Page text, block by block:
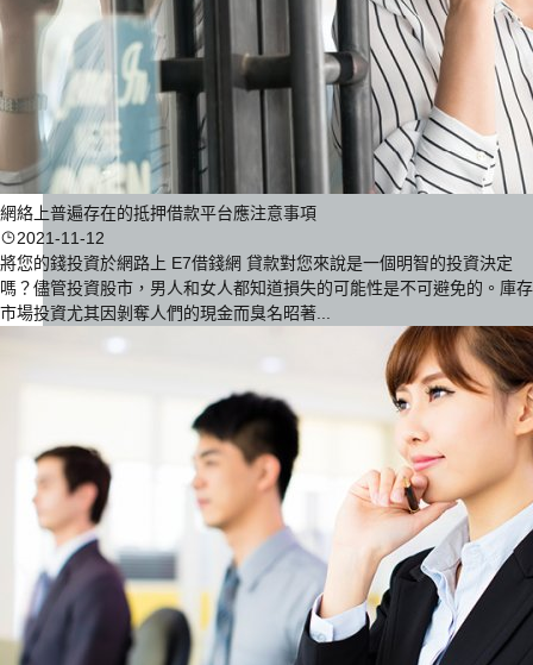
網絡上普遍存在的抵押借款平台應注意事項
2021-11-12
將您的錢投資於網路上 E7借錢網 貸款對您來說是一個明智的投資決定
嗎？儘管投資股市，男人和女人都知道損失的可能性是不可避免的。庫存
市場投資尤其因剝奪人們的現金而臭名昭著...